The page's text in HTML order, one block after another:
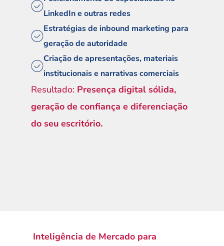
LinkedIn e outras redes
Estratégias de inbound marketing para
geração de autoridade
Criação de apresentações, materiais
institucionais e narrativas comerciais
Resultado: Presença digital sólida,
geração de confiança e diferenciação
do seu escritório.
Inteligência de Mercado para